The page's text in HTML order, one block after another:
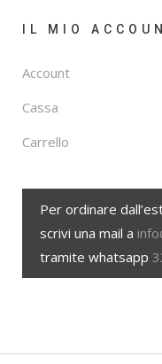
IL MIO
Account
Cassa
Carrello
Per ordinare
scrivi una mail a
tramite whatsapp